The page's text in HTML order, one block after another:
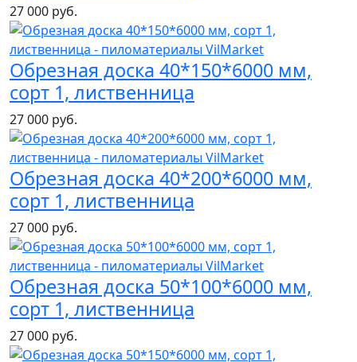
27 000 руб.
Обрезная доска 40*150*6000 мм,
сорт 1, лиственница
27 000 руб.
Обрезная доска 40*200*6000 мм,
сорт 1, лиственница
27 000 руб.
Обрезная доска 50*100*6000 мм,
сорт 1, лиственница
27 000 руб.